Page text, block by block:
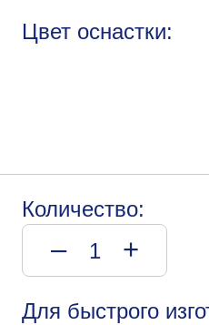
Цвет оснастки:
Количество:
– +
Для быстрого